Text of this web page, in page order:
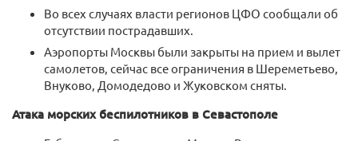
Во всех случаях власти регионов ЦФО сообщали об
отсутствии пострадавших.
Аэропорты Москвы были закрыты на прием и вылет
самолетов, сейчас все ограничения в Шереметьево,
Внуково, Домодедово и Жуковском сняты.
Атака морских беспилотников в Севастополе